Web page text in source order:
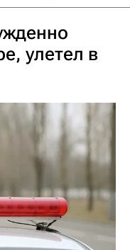
улетел в